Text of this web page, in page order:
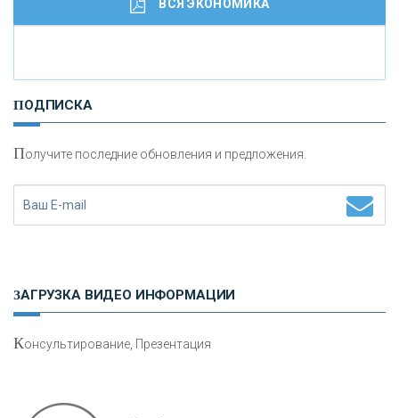
И
сохранения и увеличения капитала
ВСЯ ЭКОНОМИКА
ПОДПИСКА
Получите последние обновления и предложения.
ЗАГРУЗКА ВИДЕО ИНФОРМАЦИИ
Консультирование, Презентация